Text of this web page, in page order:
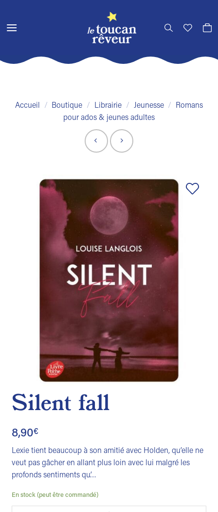
contenu
Accueil / Boutique / Librairie / Jeunesse /
Romans
pour ados & jeunes adultes
Silent fall
8,90€
Lexie tient beaucoup à son amitié avec Holden, qu’elle ne
veut pas gâcher en allant plus loin avec lui malgré les
profonds sentiments qu’…
En stock (peut être commandé)